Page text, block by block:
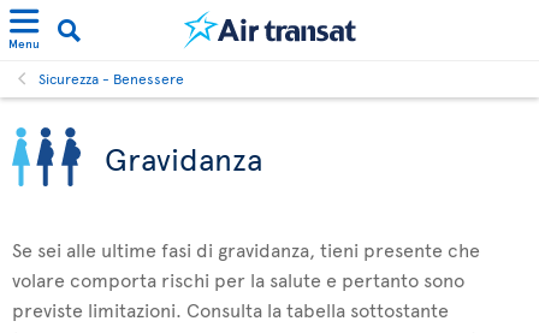
Menu
Sicurezza - Benessere
Gravidanza
Se sei alle ultime fasi di gravidanza, tieni presente che
volare comporta rischi per la salute e pertanto sono
previste limitazioni. Consulta la tabella sottostante